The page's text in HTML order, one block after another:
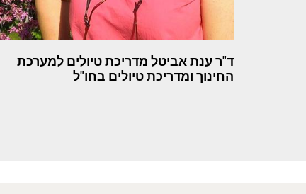
ד"ר ענת אביטל מדריכת טיולים למערכת
החינוך ומדריכת טיולים בחו"ל